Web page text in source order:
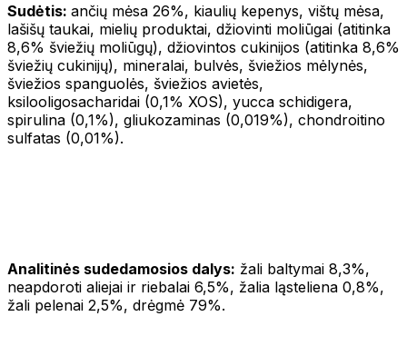
Sudėtis: ančių mėsa 26%, kiaulių kepenys, vištų mėsa,
lašišų taukai, mielių produktai, džiovinti moliūgai (atitinka
8,6% šviežių moliūgų), džiovintos cukinijos (atitinka 8,6%
šviežių cukinijų), mineralai, bulvės, šviežios mėlynės,
šviežios spanguolės, šviežios avietės,
ksilooligosacharidai (0,1% XOS), yucca schidigera,
spirulina (0,1%), gliukozaminas (0,019%), chondroitino
sulfatas (0,01%).
Analitinės sudedamosios dalys: žali baltymai 8,3%,
neapdoroti aliejai ir riebalai 6,5%, žalia ląsteliena 0,8%,
žali pelenai 2,5%, drėgmė 79%.